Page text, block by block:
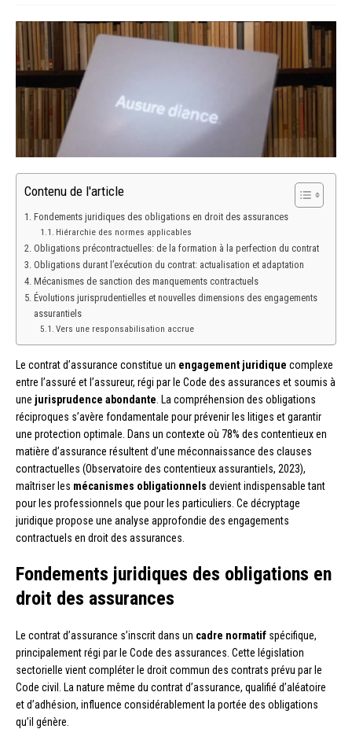
Contenu de l'article
Fondements juridiques des obligations en droit des assurances
Hiérarchie des normes applicables
Obligations précontractuelles: de la formation à la perfection du contrat
Obligations durant l’exécution du contrat: actualisation et adaptation
Mécanismes de sanction des manquements contractuels
Évolutions jurisprudentielles et nouvelles dimensions des engagements
assurantiels
Vers une responsabilisation accrue
Le contrat d’assurance constitue un engagement juridique complexe
entre l’assuré et l’assureur, régi par le Code des assurances et soumis à
une jurisprudence abondante . La compréhension des obligations
réciproques s’avère fondamentale pour prévenir les litiges et garantir
une protection optimale. Dans un contexte où 78% des contentieux en
matière d’assurance résultent d’une méconnaissance des clauses
contractuelles (Observatoire des contentieux assurantiels, 2023),
maîtriser les mécanismes obligationnels devient indispensable tant
pour les professionnels que pour les particuliers. Ce décryptage
juridique propose une analyse approfondie des engagements
contractuels en droit des assurances.
Fondements juridiques des obligations en
droit des assurances
Le contrat d’assurance s’inscrit dans un cadre normatif spécifique,
principalement régi par le Code des assurances. Cette législation
sectorielle vient compléter le droit commun des contrats prévu par le
Code civil. La nature même du contrat d’assurance, qualifié d’aléatoire
et d’adhésion, influence considérablement la portée des obligations
qu’il génère.